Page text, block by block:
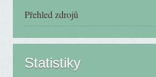
Přehled zdrojů
Statistiky